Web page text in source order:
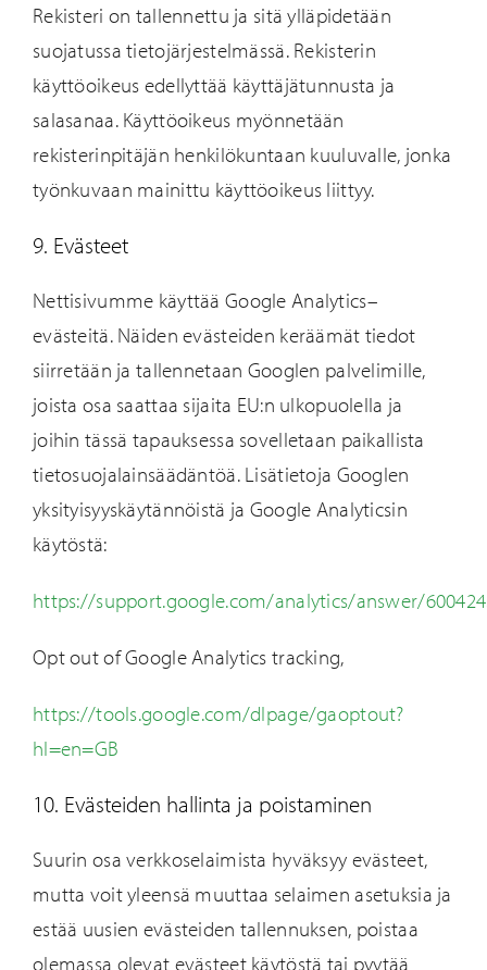
Rekisteri on tallennettu ja sitä ylläpidetään
suojatussa tietojärjestelmässä. Rekisterin
käyttöoikeus edellyttää käyttäjätunnusta ja
salasanaa. Käyttöoikeus myönnetään
rekisterinpitäjän henkilökuntaan kuuluvalle, jonka
työnkuvaan mainittu käyttöoikeus liittyy.
9. Evästeet
Nettisivumme käyttää Google Analytics–
evästeitä. Näiden evästeiden keräämät tiedot
siirretään ja tallennetaan Googlen palvelimille,
joista osa saattaa sijaita EU:n ulkopuolella ja
joihin tässä tapauksessa sovelletaan paikallista
tietosuojalainsäädäntöä. Lisätietoja Googlen
yksityisyyskäytännöistä ja Google Analyticsin
käytöstä:
https://support.google.com/analytics/answer/
Opt out of Google Analytics tracking,
https://tools.google.com/dlpage/gaoptout?
hl=en=GB
10. Evästeiden hallinta ja poistaminen
Suurin osa verkkoselaimista hyväksyy evästeet,
mutta voit yleensä muuttaa selaimen asetuksia ja
estää uusien evästeiden tallennuksen, poistaa
olemassa olevat evästeet käytöstä tai pyytää